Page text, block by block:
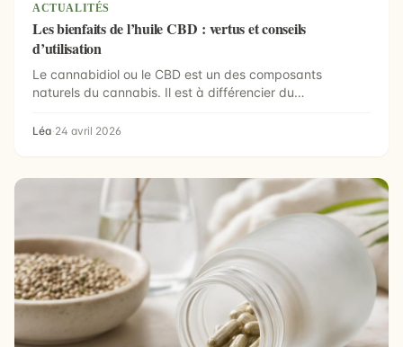
ACTUALITÉS
Les bienfaits de l’huile CBD : vertus et conseils
d’utilisation
Le cannabidiol ou le CBD est un des composants
naturels du cannabis. Il est à différencier du
tétrahydrocanna...
Léa·24 avril 2026